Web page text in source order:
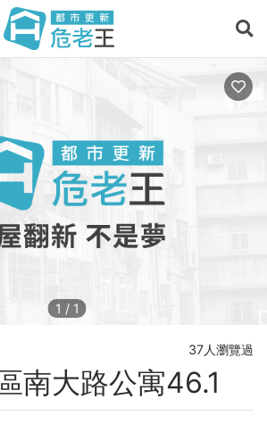
1 / 1
37人瀏覽過
南大路公寓46.1